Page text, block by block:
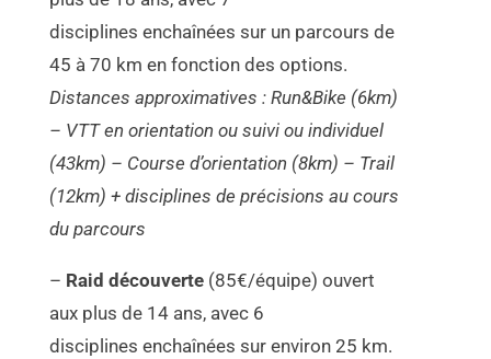
disciplines enchaînées sur un parcours de
45 à 70 km en fonction des options.
Distances approximatives : Run&Bike (6km)
– VTT en orientation ou suivi ou individuel
(43km) – Course d’orientation (8km) – Trail
(12km) + disciplines de précisions au cours
du parcours
– Raid découverte (85€/équipe) ouvert
aux plus de 14 ans, avec 6
disciplines enchaînées sur environ 25 km.